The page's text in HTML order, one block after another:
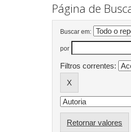
Página de
Buscar em:
por
Filtros correntes:
Retornar valores